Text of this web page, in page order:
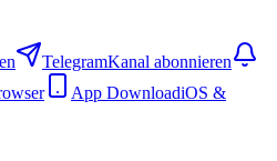
TelegramKanal abonnieren
App DownloadiOS &